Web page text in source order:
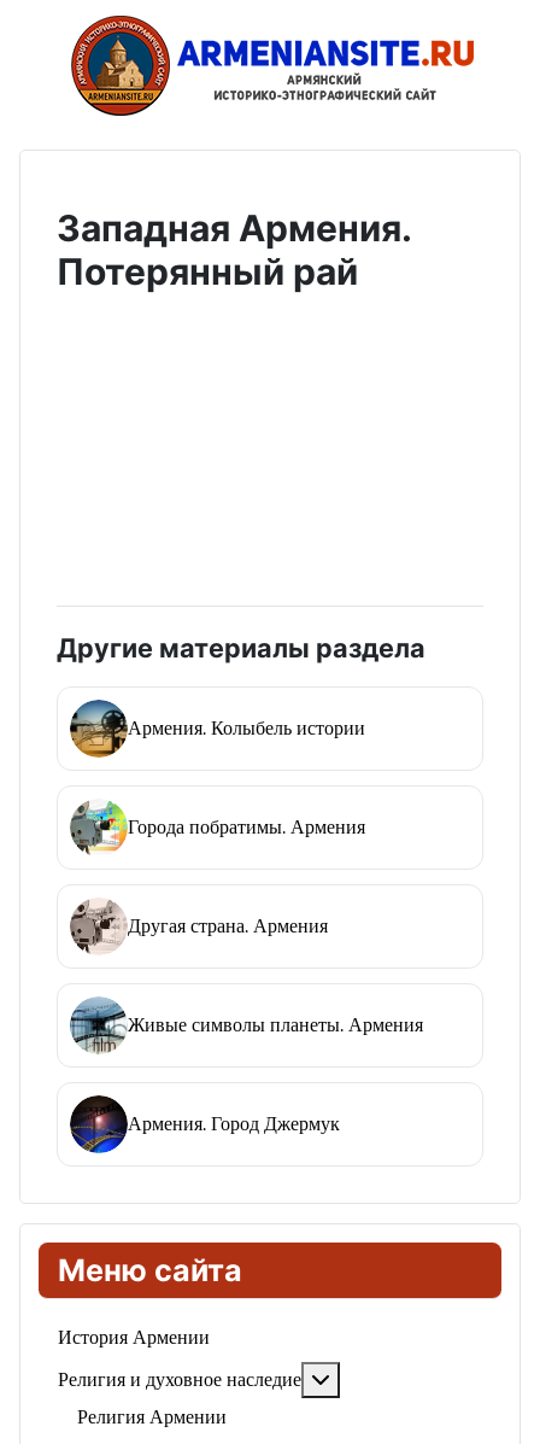
Меню сайта
История Армении
Религия и духовное наследие
Религия Армении
Западная Армения.
Потерянный рай
Другие материалы раздела
Армения. Колыбель истории
Города побратимы. Армения
Другая страна. Армения
Живые символы планеты. Армения
Армения. Город Джермук